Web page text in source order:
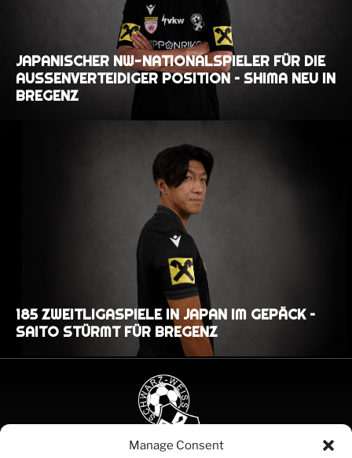
Manage Consent
JAPANISCHER NW-NATIONALSPIELER FÜR DIE
AUSSENVERTEIDIGER POSITION – SHIMA NEU IN B
REGENZ
185 ZWEITLIGASPIELE IN JAPAN IM GEPÄCK –
SAITO STÜRMT FÜR BREGENZ